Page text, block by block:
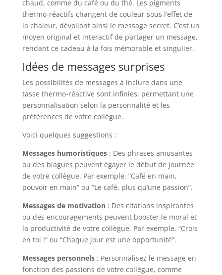
chaud, comme du café ou du thé. Les pigments
thermo-réactifs changent de couleur sous l’effet de
la chaleur, dévoilant ainsi le message secret. C’est un
moyen original et interactif de partager un message,
rendant ce cadeau à la fois mémorable et singulier.
Idées de messages surprises
Les possibilités de messages à inclure dans une
tasse thermo-réactive sont infinies, permettant une
personnalisation selon la personnalité et les
préférences de votre collègue.
Voici quelques suggestions :
Messages humoristiques: Des phrases amusantes
ou des blagues peuvent égayer le début de journée
de votre collègue. Par exemple, “Café en main,
pouvoir en main” ou “Le café, plus qu’une passion”.
Messages de motivation: Des citations inspirantes
ou des encouragements peuvent booster le moral et
la productivité de votre collègue. Par exemple, “Crois
en toi !” ou “Chaque jour est une opportunité”.
Messages personnels: Personnalisez le message en
fonction des passions de votre collègue, comme